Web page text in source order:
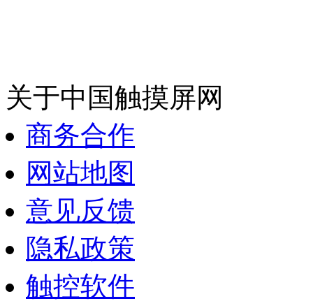
关于中国触摸屏网
商务合作
网站地图
意见反馈
隐私政策
触控软件